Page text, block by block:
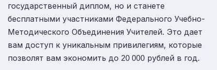
государственный диплом, но и станете
бесплатными участниками Федерального Учебно-
Методического Объединения Учителей. Это дает
вам доступ к уникальным привилегиям, которые
позволят вам экономить до 20 000 рублей в год.